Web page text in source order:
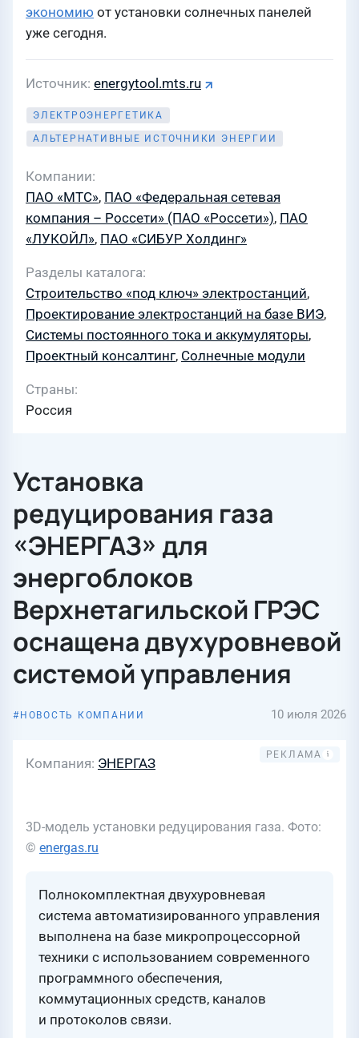
экономию от установки солнечных панелей
уже сегодня.
Источник energytool.mts.ru
ЭЛЕКТРОЭНЕРГЕТИКА
АЛЬТЕРНАТИВНЫЕ ИСТОЧНИКИ ЭНЕРГИИ
Компании
ПАО «МТС», ПАО «Федеральная сетевая
компания – Россети» (ПАО «Россети»), ПАО
«ЛУКОЙЛ», ПАО «СИБУР Холдинг»
Разделы каталога
Строительство «под ключ» электростанций,
Проектирование электростанций на базе ВИЭ,
Системы постоянного тока и аккумуляторы,
Проектный консалтинг, Солнечные модули
Страны
Россия
Установка
редуцирования газа
«ЭНЕРГАЗ» для
энергоблоков
Верхнетагильской ГРЭС
оснащена двухуровневой
системой управления
НОВОСТЬ КОМПАНИИ 10 июля 2026
Компания ЭНЕРГАЗ
3D-модель установки редуцирования газа. Фото:
© energas.ru
Полнокомплектная двухуровневая
система автоматизированного управления
выполнена на базе микропроцессорной
техники с использованием современного
программного обеспечения,
коммутационных средств, каналов
и протоколов связи.